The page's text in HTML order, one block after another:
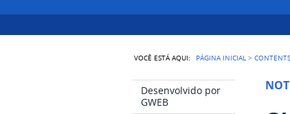
VOCÊ ESTÁ AQUI: PÁGINA INICIAL >CONTENTS
Desenvolvido por
GWEB